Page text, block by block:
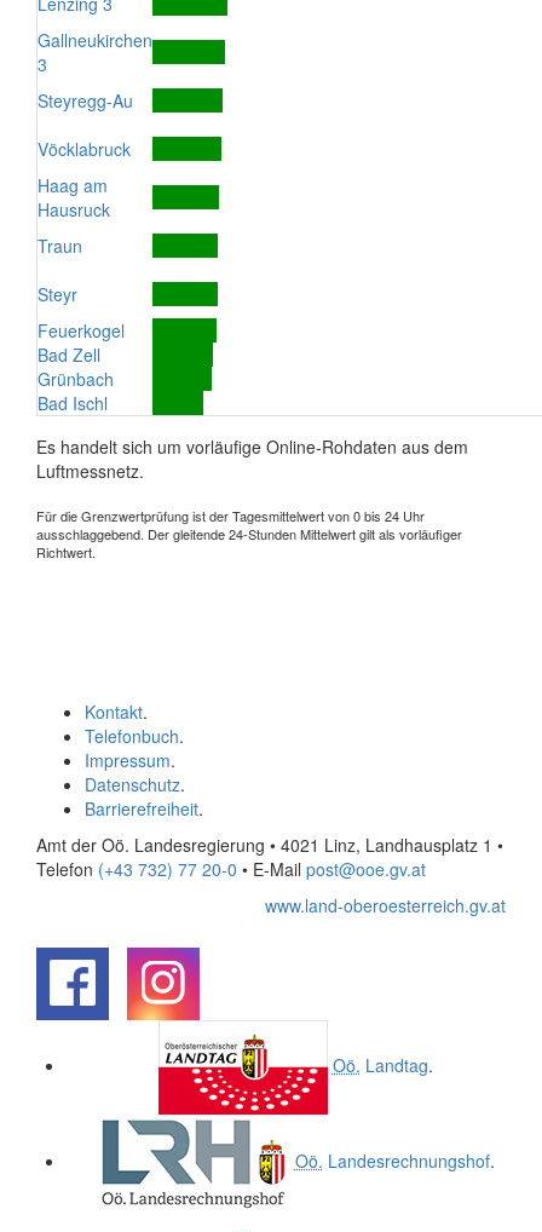
Gallneukirchen
3
Steyregg-Au
Vöcklabruck
Haag am
Hausruck
Traun
Steyr
Feuerkogel
Bad Zell
Grünbach
Bad Ischl
Es handelt sich um vorläufige Online-Rohdaten aus dem
Luftmessnetz.
Für die Grenzwertprüfung ist der Tagesmittelwert von 0 bis 24 Uhr
ausschlaggebend. Der gleitende 24-Stunden Mittelwert gilt als vorläufiger
Richtwert.
Kontakt.
Telefonbuch.
Impressum.
Datenschutz.
Barrierefreiheit.
Amt der Oö. Landesregierung • 4021 Linz, Landhausplatz 1 •
Telefon (+43 732) 77 20-0 • E-Mail post@ooe.gv.at
www.land-oberoesterreich.gv.at
Oö. Landtag.
Oö. Landesrechnungshof.